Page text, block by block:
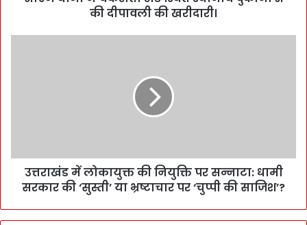
की दीपावली की खरीदारी।
उत्तराखंड में लोकायुक्त की नियुक्ति पर सन्नाटा: धामी
सरकार की ‘सुस्ती’ या भ्रष्टाचार पर ‘चुप्पी की साजिश’?